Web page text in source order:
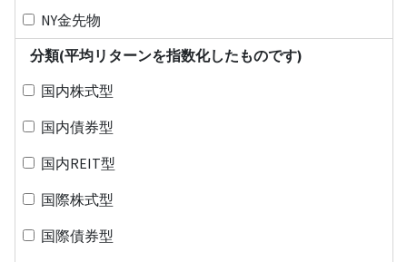
NY金先物
分類(平均リターンを指数化したものです)
国内株式型
国内債券型
国内REIT型
国際株式型
国際債券型